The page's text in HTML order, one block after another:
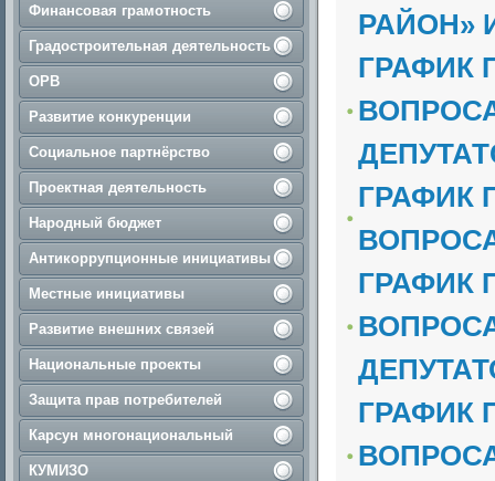
Финансовая грамотность
Градостроительная деятельность
ОРВ
Развитие конкуренции
Социальное партнёрство
Проектная деятельность
Народный бюджет
Антикоррупционные инициативы
Местные инициативы
Развитие внешних связей
Национальные проекты
Защита прав потребителей
Карсун многонациональный
КУМИЗО
РАЙОН»
ГРАФИК
ГРАФИК
ГРАФИК
ГРАФИК